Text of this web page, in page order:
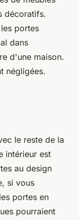
décoratifs.
portes
dans
d'une maison.
négligées.
le reste de la
intérieur est
au design
si vous
portes en
pourraient